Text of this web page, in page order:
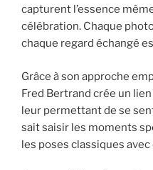
capturent l’essence
célébration. Chaque
chaque regard échangé
Grâce à son approche
Fred Bertrand crée un
leur permettant de se
sait saisir les moments
les poses classiques avec